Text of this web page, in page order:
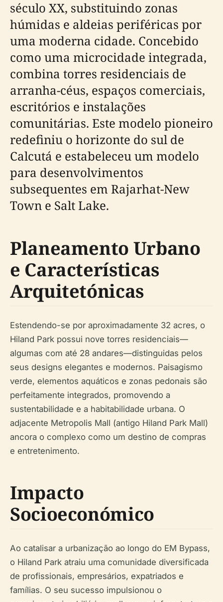
século XX, substituindo zonas
húmidas e aldeias periféricas por
uma moderna cidade. Concebido
como uma microcidade integrada,
combina torres residenciais de
arranha-céus, espaços comerciais,
escritórios e instalações
comunitárias. Este modelo pioneiro
redefiniu o horizonte do sul de
Calcutá e estabeleceu um modelo
para desenvolvimentos
subsequentes em Rajarhat-New
Town e Salt Lake.
Planeamento Urbano
e Características
Arquitetónicas
Estendendo-se por aproximadamente 32 acres, o
Hiland Park possui nove torres residenciais—
algumas com até 28 andares—distinguidas pelos
seus designs elegantes e modernos. Paisagismo
verde, elementos aquáticos e zonas pedonais são
perfeitamente integrados, promovendo a
sustentabilidade e a habitabilidade urbana. O
adjacente Metropolis Mall (antigo Hiland Park Mall)
ancora o complexo como um destino de compras
e entretenimento.
Impacto
Socioeconómico
Ao catalisar a urbanização ao longo do EM Bypass,
o Hiland Park atraiu uma comunidade diversificada
de profissionais, empresários, expatriados e
famílias. O seu sucesso impulsionou o